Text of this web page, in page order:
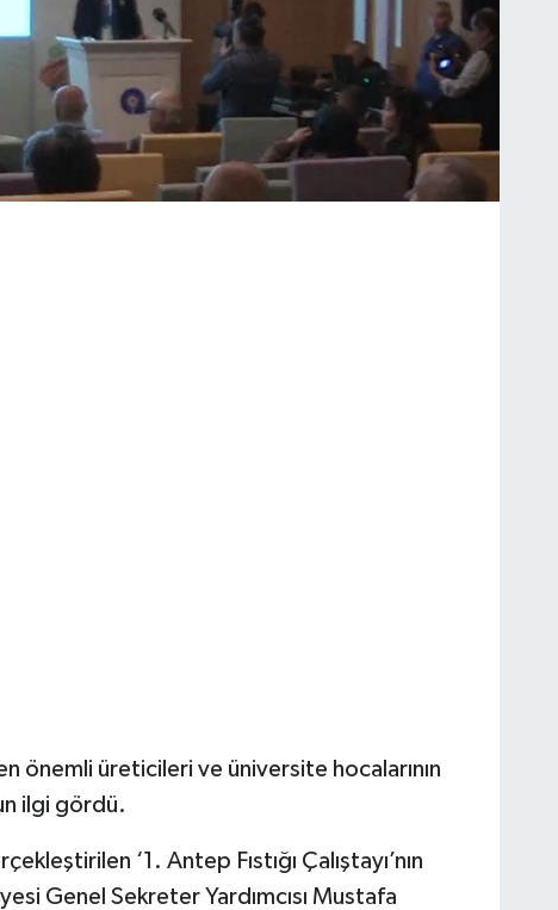
önemli üreticileri ve üniversite hocalarının
ilgi gördü.
‘1. Antep Fıstığı Çalıştayı’nın
Genel Sekreter Yardımcısı Mustafa